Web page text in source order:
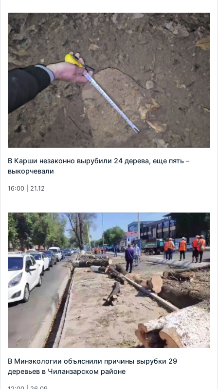
В Карши незаконно вырубили 24 дерева, еще пять –
выкорчевали
16:00 | 21.12
В Минэкологии объяснили причины вырубки 29
деревьев в Чиланзарском районе